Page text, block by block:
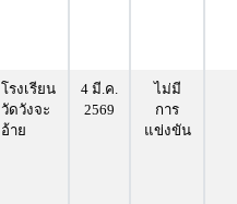
โรงเรียน
วัดวังจะ
อ้าย
4 มี.ค.
2569
ไม่มี
การ
แข่งขัน